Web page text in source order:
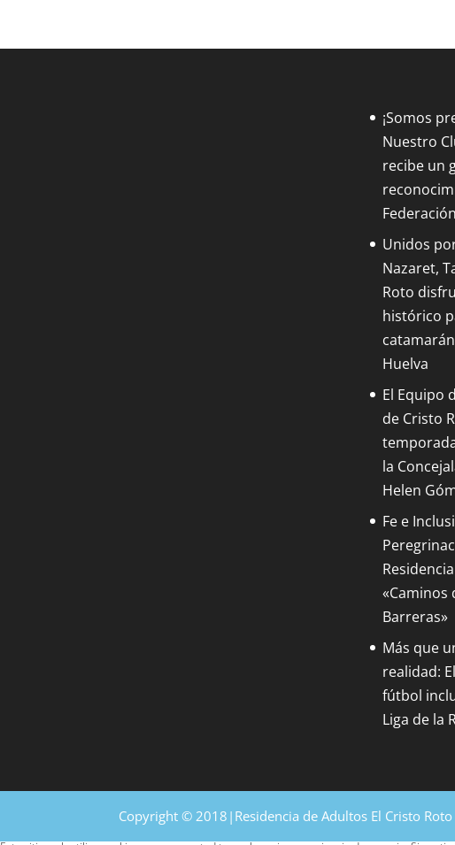
¡Somos
Nuestro
recibe un
Unidos
Nazaret,
Roto
histórico
Huelva
El Equipo
de Cristo
la
Helen
Fe e
«Caminos
Barreras»
Más que
realidad:
fútbol
Liga de la
Copyright © 2018|Residencia de Adultos El Cristo